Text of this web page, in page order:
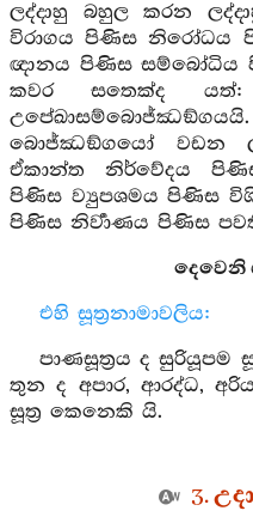
ලද්දාහු බහුල කරන
විරාගය පිණිස නිරෝධය
ඥානය පිණිස සම්බෝධිය
කවර සතෙක්ද
බොජ්ඣඞ්ගයෝ වඩන
ඒකාන්ත නිර්වේදය
පිණිස ව්‍යුපශමය පිණිස
පිණිස නිර්‍වාණය පිණිස
දෙවෙනි
එහි සූත්‍රනාමාවලිය:
පාණසූත්‍රය ද සුරියූපම
තුන ද අපාර, ආරද්ධ,
සූත්‍ර කෙනෙකි යි.
3.